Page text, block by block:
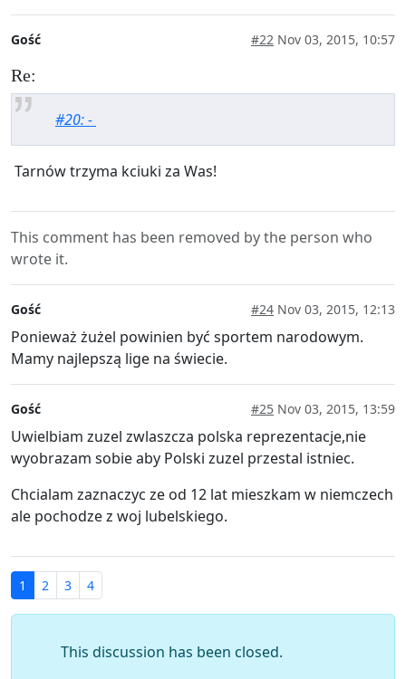
Gość #22 Nov 03, 2015, 10:57
Re:
#20: -
Tarnów trzyma kciuki za Was!
This comment has been removed by the person who
wrote it.
Gość #24 Nov 03, 2015, 12:13
Ponieważ żużel powinien być sportem narodowym.
Mamy najlepszą lige na świecie.
Gość #25 Nov 03, 2015, 13:59
Uwielbiam zuzel zwlaszcza polska reprezentacje,nie
wyobrazam sobie aby Polski zuzel przestal istniec.
Chcialam zaznaczyc ze od 12 lat mieszkam w niemczech
ale pochodze z woj lubelskiego.
1 2 3 4
This discussion has been closed.